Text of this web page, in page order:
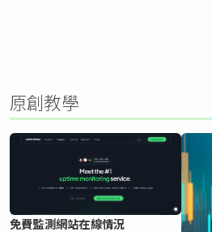
原創教學
免費監測網站在線情況